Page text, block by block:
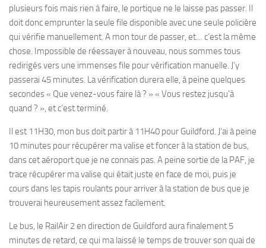
plusieurs fois mais rien à faire, le portique ne le laisse pas passer. Il
doit donc emprunter la seule file disponible avec une seule policière
qui vérifie manuellement. A mon tour de passer, et… c’est la même
chose. Impossible de réessayer à nouveau, nous sommes tous
redirigés vers une immenses file pour vérification manuelle. J’y
passerai 45 minutes. La vérification durera elle, à peine quelques
secondes « Que venez-vous faire là ? » « Vous restez jusqu’à
quand ? », et c’est terminé.
Il est 11H30, mon bus doit partir à 11H40 pour Guildford. J’ai à peine
10 minutes pour récupérer ma valise et foncer à la station de bus,
dans cet aéroport que je ne connais pas. A peine sortie de la PAF, je
trace récupérer ma valise qui était juste en face de moi, puis je
cours dans les tapis roulants pour arriver à la station de bus que je
trouverai heureusement assez facilement.
Le bus, le RailAir 2 en direction de Guildford aura finalement 5
minutes de retard, ce qui ma laissé le temps de trouver son quai de